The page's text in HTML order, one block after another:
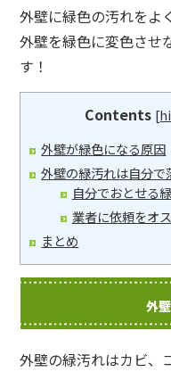
外壁に緑色の汚れをよ
外壁を緑色に変色させ
す！
Contents [
外壁が緑色になる原因
外壁の緑汚れは自分で
自分でおとせる
業者に依頼をオ
まとめ
外
外壁の緑汚れはカビ、